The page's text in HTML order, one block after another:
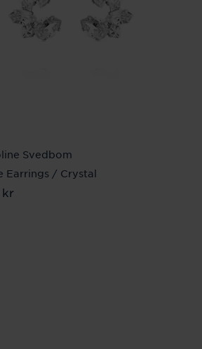
Svedbom
Earrings / Crystal
:995 kr
kr